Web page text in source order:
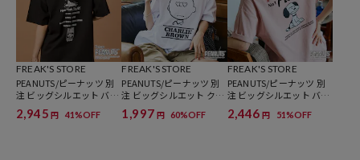
※「参考価格」とは、Daytona Parkにおける対象商品の通常販売（先
行予約・先行割引は含まれません）開始時点の価格です。
ブランド説明
FREAK'S STORE
PEANUTS/ピーナッツ 別
注 ビッグシルエット バッ
クプリント クルーネック
Tシャツ/Records 【限定
2,945 円 41%OFF
FREAK'S STORE
PEANUTS/ピーナッツ 別
注 ビッグシルエット クル
ーネックTシャツ/チャー
リー・ブラウン/Heart Ey
1,997 円 60%OFF
FREAK'S STORE
PEANUTS/ピーナッツ 別
注 ビッグシルエット バッ
クプリント クルーネック
Tシャツ/POOCH 【限定
2,446 円 51%OFF